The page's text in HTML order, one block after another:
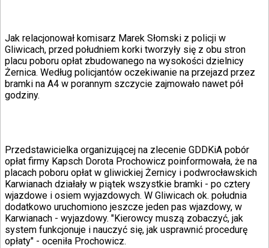
Plotki
Telewizja
Hity internetu
Edukacja
Aktualności
Porady
Święta
Sport
Piłka nożna
Siatkówka
Tenis
F1
Kolarstwo
Koszykówka
Jak relacjonował komisarz Marek Słomski z policji w
Gliwicach, przed południem korki tworzyły się z obu stron
placu poboru opłat zbudowanego na wysokości dzielnicy
Żernica. Według policjantów oczekiwanie na przejazd przez
bramki na A4 w porannym szczycie zajmowało nawet pół
godziny.
Przedstawicielka organizującej na zlecenie GDDKiA pobór
opłat firmy Kapsch Dorota Prochowicz poinformowała, że na
placach poboru opłat w gliwickiej Żernicy i podwrocławskich
Karwianach działały w piątek wszystkie bramki - po cztery
wjazdowe i osiem wyjazdowych. W Gliwicach ok. południa
dodatkowo uruchomiono jeszcze jeden pas wjazdowy, w
Karwianach - wyjazdowy. "Kierowcy muszą zobaczyć, jak
system funkcjonuje i nauczyć się, jak usprawnić procedurę
opłaty" - oceniła Prochowicz.